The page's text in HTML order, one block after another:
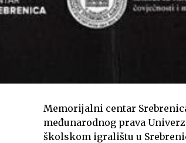
Memorijalni centar
međunarodnog prava
školskom igralištu u